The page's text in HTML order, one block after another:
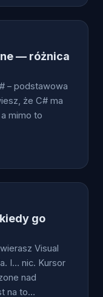
— różnica
– podstawowa
że C# ma
mimo to
go
Visual
I… nic. Kursor
nad
na to…